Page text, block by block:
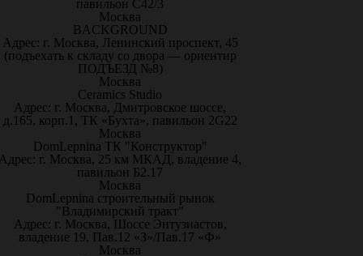
павильон С42/3
Москва
BACKGROUND
Адрес: г. Москва, Ленинский проспект, 45
(подъехать к складу со двора — ориентир
ПОДЪЕЗД №8)
Москва
Ceramics Studio
Адрес: г. Москва, Дмитровское шоссе,
д.165, корп.1, ТК «Бухта», павильон 2G22
Москва
DomLepnina ТК "Конструктор"
г. Москва, 25 км МКАД, владение 4,
павильон Б2.17
Москва
DomLepnina строительный рынок
"Владимирский тракт"
Адрес: г. Москва, Шоссе Энтузиастов,
владение 19, Пав.12 «З»/Пав.17 «Ф»
Москва